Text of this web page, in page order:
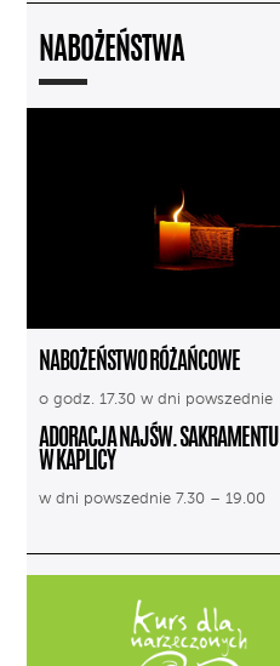
NABOŻEŃSTWA
NABOŻEŃSTWO RÓŻAŃCOWE
o godz. 17.30 w dni powszednie
ADORACJA NAJŚW. SAKRAMENTU
W KAPLICY
w dni powszednie 7.30 – 19.00